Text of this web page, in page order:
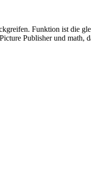
Funktion ist die
Publisher und math,